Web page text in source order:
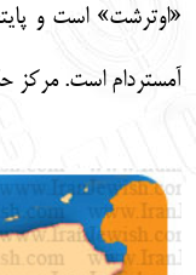
آمستردام است. مركز